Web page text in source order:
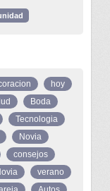
hoy
Boda
Tecnologia
Novia
consejos
verano